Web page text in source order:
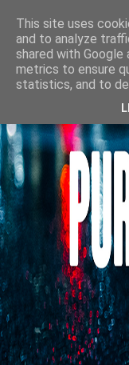
This site uses
and to analyze
shared with
metrics to ensure
statistics, and to